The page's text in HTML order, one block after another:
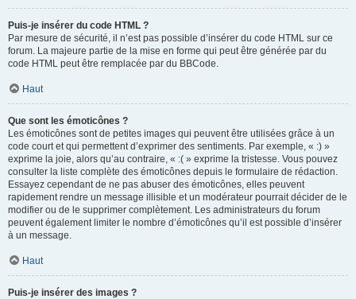
Puis-je insérer du code HTML ?
Par mesure de sécurité, il n’est pas possible d’insérer du code HTML sur ce
forum. La majeure partie de la mise en forme qui peut être générée par du
code HTML peut être remplacée par du BBCode.
Haut
Que sont les émoticônes ?
Les émoticônes sont de petites images qui peuvent être utilisées grâce à un
code court et qui permettent d’exprimer des sentiments. Par exemple, « :) »
exprime la joie, alors qu’au contraire, « :( » exprime la tristesse. Vous pouvez
consulter la liste complète des émoticônes depuis le formulaire de rédaction.
Essayez cependant de ne pas abuser des émoticônes, elles peuvent
rapidement rendre un message illisible et un modérateur pourrait décider de le
modifier ou de le supprimer complètement. Les administrateurs du forum
peuvent également limiter le nombre d’émoticônes qu’il est possible d’insérer
à un message.
Haut
Puis-je insérer des images ?